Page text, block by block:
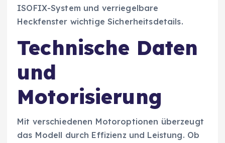
ISOFIX-System und verriegelbare
Heckfenster wichtige Sicherheitsdetails.
Technische Daten
und
Motorisierung
Mit verschiedenen Motoroptionen überzeugt
das Modell durch Effizienz und Leistung. Ob